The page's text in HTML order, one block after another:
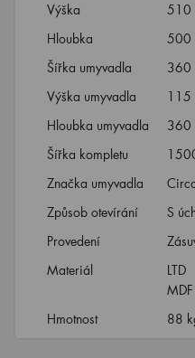
Výška
510
Hloubka
500
Šířka umyvadla
360
Výška umyvadla
115
Hloubka umyvadla
360
Šířka kompletu
Značka umyvadla
Způsob otevírání
S
Provedení
Materiál
LTD
MDF
Hmotnost
88